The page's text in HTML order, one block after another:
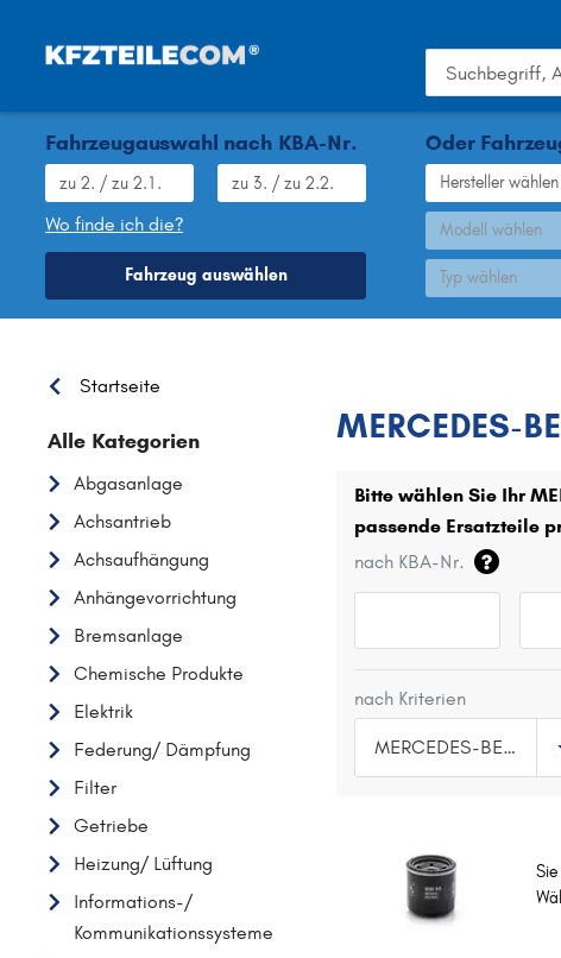
Fahrzeugauswahl nach KBA-Nr.
Wo finde ich die?
Fahrzeug auswählen
Oder
Hersteller wählen
Modell wählen
Typ wählen
Startseite
Alle Kategorien
Abgasanlage
Achsantrieb
Achsaufhängung
Anhängevorrichtung
Bremsanlage
Chemische Produkte
Elektrik
Federung/ Dämpfung
Filter
Getriebe
Heizung/ Lüftung
Informations-/
Kommunikationssysteme
MERCEDES-
Bitte wählen Sie Ihr
passende Ersatzteile
nach KBA-Nr.
nach Kriterien
MERCEDES-BENZ
OPEL
MERCEDES-BENZ